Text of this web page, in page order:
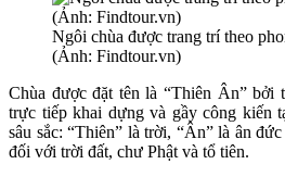
Ngôi chùa được trang trí theo
(Ảnh: Findtour.vn)
Chùa được đặt tên là “Thiên Ân” bởi
trực tiếp khai dựng và gầy công kiến
sâu sắc: “Thiên” là trời, “Ân” là ân
đối với trời đất, chư Phật và tổ tiên.